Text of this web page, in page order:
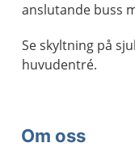
anslutande buss
Se skyltning på
huvudentré.
Om oss